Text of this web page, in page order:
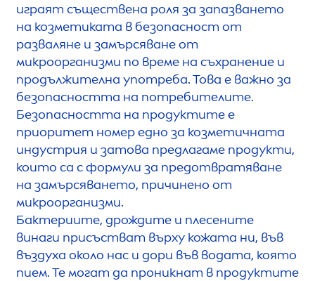
играят съществена роля за запазването
на козметиката в безопасност от
разваляне и замърсяване от
микроорганизми по време на съхранение и
продължителна употреба. Това е важно за
безопасността на потребителите.
Безопасността на продуктите е
приоритет номер едно за козметичната
индустрия и затова предлагаме продукти,
които са с формули за предотвратяване
на замърсяването, причинено от
микроорганизми.
Бактериите, дрождите и плесените
винаги присъстват върху кожата ни, във
въздуха около нас и дори във водата, която
пием. Те могат да проникнат в продуктите